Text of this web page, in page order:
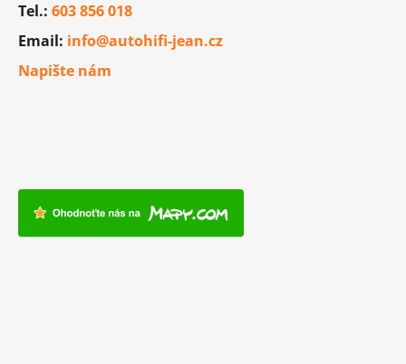
Tel.: 603 856 018
Email: info@autohifi-jean.cz
Napište nám